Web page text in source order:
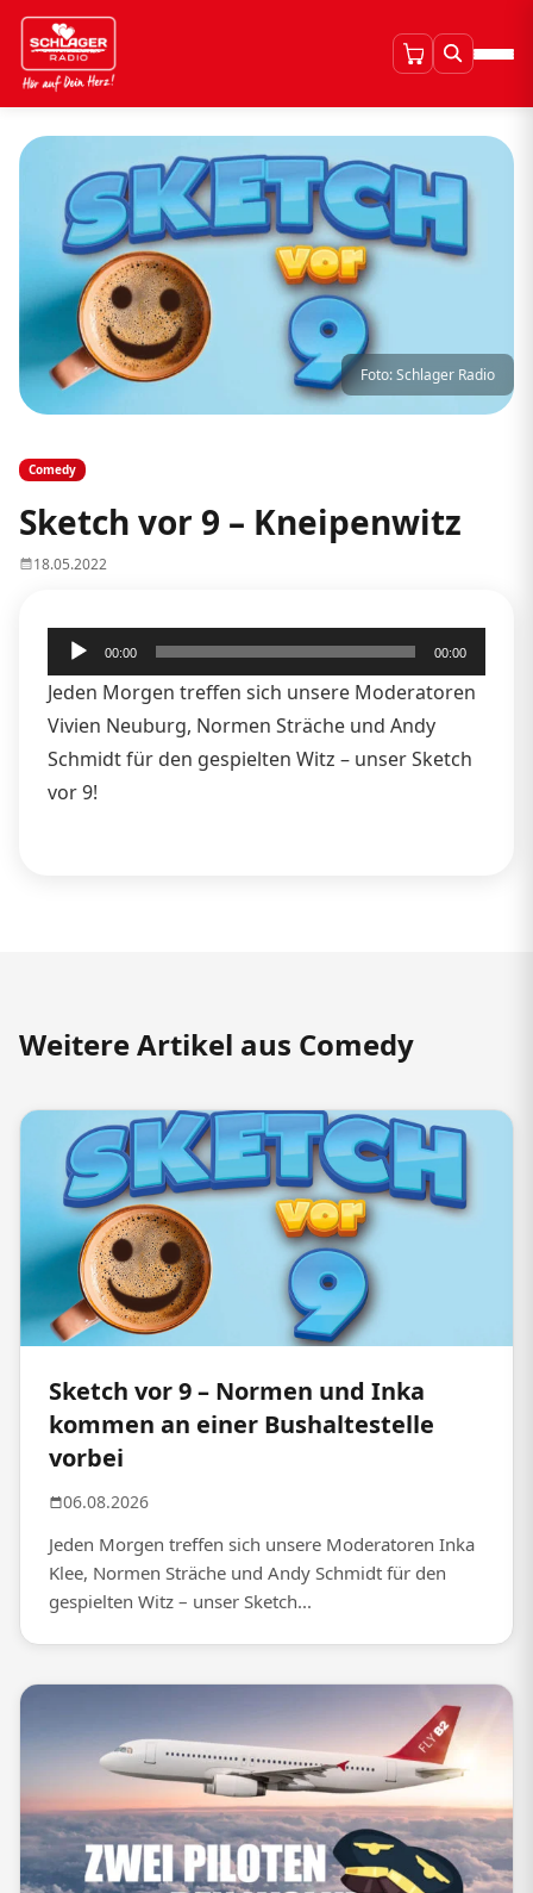
Foto: Schlager Radio
Comedy
Sketch vor 9 – Kneipenwitz
18.05.2022
Audio-
Player
00:00 00:00
Jeden Morgen treffen sich unsere Moderatoren
Vivien Neuburg, Normen Sträche und Andy
Schmidt für den gespielten Witz – unser Sketch
vor 9!
Weitere Artikel aus Comedy
Sketch vor 9 – Normen und Inka
kommen an einer Bushaltestelle
vorbei
06.08.2026
Jeden Morgen treffen sich unsere Moderatoren Inka
Klee, Normen Sträche und Andy Schmidt für den
gespielten Witz – unser Sketch...